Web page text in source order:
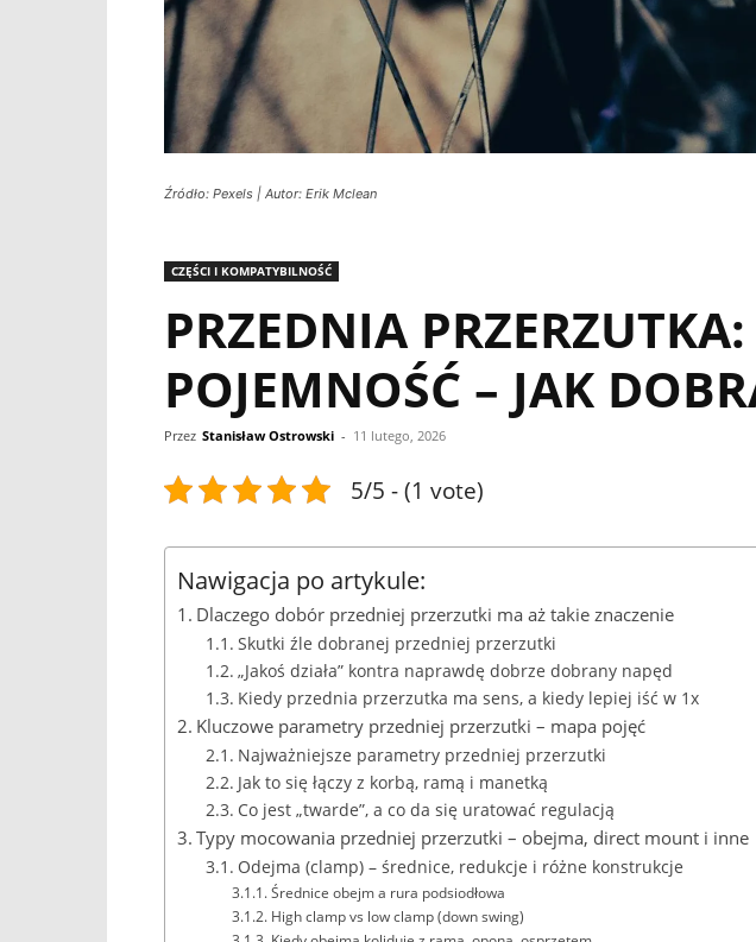
Źródło: Pexels | Autor: Erik Mclean
CZĘŚCI I KOMPATYBILNOŚĆ
PRZEDNIA
POJEMNOŚĆ – JAK
Przez Stanisław Ostrowski - 11 lutego, 2026
5/5 - (1 vote)
Nawigacja po artykule:
Dlaczego dobór przedniej przerzutki ma aż takie znaczenie
Skutki źle dobranej przedniej przerzutki
„Jakoś działa” kontra naprawdę dobrze dobrany napęd
Kiedy przednia przerzutka ma sens, a kiedy lepiej iść w 1x
Kluczowe parametry przedniej przerzutki – mapa pojęć
Najważniejsze parametry przedniej przerzutki
Jak to się łączy z korbą, ramą i manetką
Co jest „twarde”, a co da się uratować regulacją
Typy mocowania przedniej przerzutki – obejma, direct mount i inne
Odejma (clamp) – średnice, redukcje i różne konstrukcje
Średnice obejm a rura podsiodłowa
High clamp vs low clamp (down swing)